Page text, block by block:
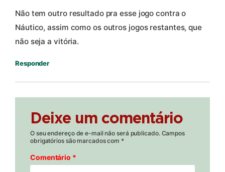
Não tem outro resultado pra esse jogo contra o
Náutico, assim como os outros jogos restantes, que
não seja a vitória.
Responder
Deixe um comentário
O seu endereço de e-mail não será publicado. Campos
obrigatórios são marcados com *
Comentário *